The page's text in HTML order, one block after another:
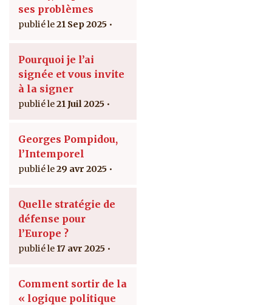
ses problèmes
21 Sep 2025
Pourquoi je l’ai
signée et vous invite
à la signer
21 Juil 2025
Georges Pompidou,
l’Intemporel
29 avr 2025
Quelle stratégie de
défense pour
l’Europe ?
17 avr 2025
Comment sortir de la
« logique politique